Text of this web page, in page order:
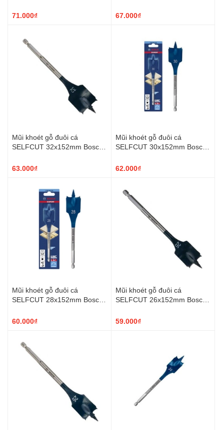
71.000₫
67.000₫
Mũi khoét gỗ đuôi cá
SELFCUT 32x152mm Bosch
63.000₫
Mũi khoét gỗ đuôi cá
SELFCUT 30x152mm Bosch
62.000₫
Mũi khoét gỗ đuôi cá
SELFCUT 28x152mm Bosch
60.000₫
Mũi khoét gỗ đuôi cá
SELFCUT 26x152mm Bosch
59.000₫